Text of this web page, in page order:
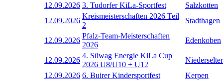
12.09.2026 3. Tudorfer KiLa-Sportfest
Salzkotten
12.09.2026
Kreismeisterschaften 2026 Teil
2
Stadthagen
12.09.2026
Pfalz-Team-Meisterschaften
2026
Edenkoben
12.09.2026
4. Süwag Energie KiLa Cup
2026 U8/U10 + U12
12.09.2026 6. Buirer Kindersportfest
Kerpen